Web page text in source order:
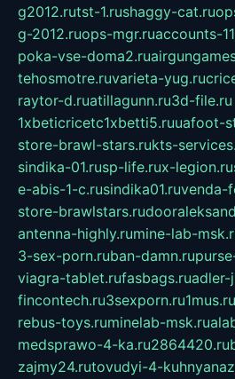
g2012.rutst-1.rushaggy-cat.ru
g-2012.ruops-mgr.ruaccounts-
poka-vse-doma2.ru
tehosmotre.ruvarieta-yug.ru
raytor-d.ruatillagunn.ru3d-file.ru
1xbeticricetc1xbetti5.ruuafoot-
store-brawl-stars.rukts-
sindika-01.rusp-life.rux-legion.ru
e-abis-1-c.rusindika01.ruvenda-
store-brawlstars.ru
antenna-highly.rumine-lab-
3-sex-porn.ruban-damn.ru
viagra-tablet.rufasbags.ruadler-
fincontech.ru3sexporn.ru1mus.ru
rebus-toys.ruminelab-msk.ru
medsprawo-4-ka.ru2864420.ru
zajmy24.rutovudyi-4-